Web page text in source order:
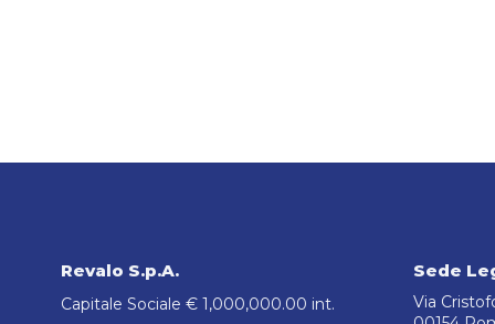
Revalo S.p.A.
Capitale Sociale € 1,000,000.00 int.
Sede
Via